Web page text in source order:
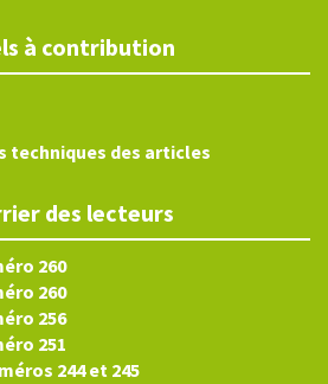
à contribution
techniques des articles
des lecteurs
260
260
256
251
244 et 245